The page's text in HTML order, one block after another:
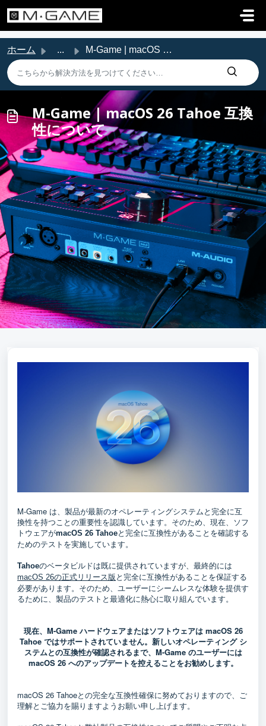
ホーム ... M-Game | macOS 26 Tahoe 互換性について
M-Game | macOS 26 Tahoe 互換
性について
M-Game は、製品が最新のオペレーティングシステムと完全に互
換性を持つことの重要性を認識しています。そのため、現在、ソフ
トウェアがmacOS 26 Tahoeと完全に互換性があることを確認する
ためのテストを実施しています。
Tahoeのベータビルドは既に提供されていますが、最終的には
macOS 26の正式リリース版 と完全に互換性があることを保証する
必要があります。そのため、ユーザーにシームレスな体験を提供す
るために、製品のテストと最適化に熱心に取り組んでいます。
現在、 M-Gameハードウェアまたはソフトウェアは macOS 26
Tahoe ではサポートされていません。新しいオペレーティング シ
ステムとの互換性が確認されるまで、 M-Gameのユーザーには
macOS 26 へのアップデートを控えることをお勧めします。
macOS 26 Tahoeとの完全な互換性確保に努めておりますので、ご
理解とご協力を賜りますようお願い申し上げます。